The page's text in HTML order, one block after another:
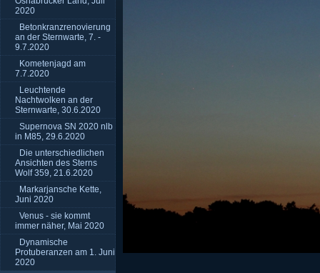
2020
Betonkranzrenovierung
an der Sternwarte, 7. -
9.7.2020
Kometenjagd am
7.7.2020
Leuchtende
Nachtwolken an der
Sternwarte, 30.6.2020
Supernova SN 2020 nlb
in M85, 29.6.2020
Die unterschiedlichen
Ansichten des Sterns
Wolf 359, 21.6.2020
Markarjansche Kette,
Juni 2020
Venus - sie kommt
immer näher, Mai 2020
Dynamische
Protuberanzen am 1. Juni
2020